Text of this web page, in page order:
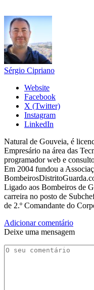
Sérgio Cipriano
Website
Facebook
X (Twitter)
Instagram
LinkedIn
Natural de Gouveia, é
Empresário na área das
programador web e
Em 2004 fundou a
Ligado aos Bombeiros de
carreira no posto de
de 2.º Comandante do
Adicionar comentário
Deixe uma mensagem